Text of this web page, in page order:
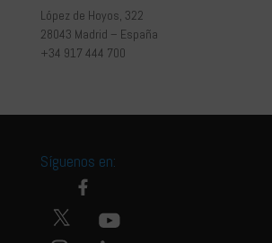
López de Hoyos, 322
28043 Madrid – España
+34 917 444 700
Síguenos en: